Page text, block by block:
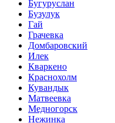
Бугуруслан
Бузулук
Гай
Грачевка
Домбаровский
Илек
Кваркено
Краснохолм
Кувандык
Матвеевка
Медногорск
Нежинка